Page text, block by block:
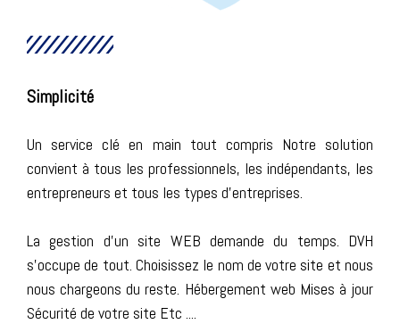
Simplicité
Un service clé en main tout compris Notre solution
convient à tous les professionnels, les indépendants, les
entrepreneurs et tous les types d'entreprises.
La gestion d'un site WEB demande du temps. DVH
s'occupe de tout. Choisissez le nom de votre site et nous
nous chargeons du reste. Hébergement web Mises à jour
Sécurité de votre site Etc ....